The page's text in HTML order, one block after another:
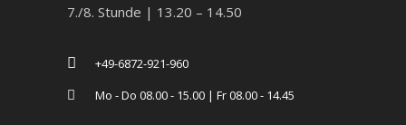
7./8. Stunde | 13.20 – 14.50
+49-6872-921-960
Mo - Do 08.00 - 15.00 | Fr 08.00 - 14.45